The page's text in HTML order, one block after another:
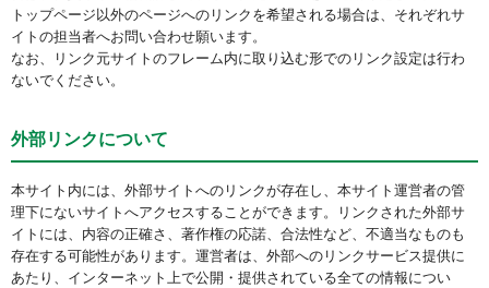
トップページ以外のページへのリンクを希望される場合は、それぞれサ
イトの担当者へお問い合わせ願います。
なお、リンク元サイトのフレーム内に取り込む形でのリンク設定は行わ
ないでください。
外部リンクについて
本サイト内には、外部サイトへのリンクが存在し、本サイト運営者の管
理下にないサイトへアクセスすることができます。リンクされた外部サ
イトには、内容の正確さ、著作権の応諾、合法性など、不適当なものも
存在する可能性があります。運営者は、外部へのリンクサービス提供に
あたり、インターネット上で公開・提供されている全ての情報につい